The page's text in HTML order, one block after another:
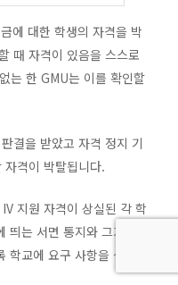
에 대한 학생의 자격을 박
때 자격이 있음을 스스로
는 한 GMU는 이를 확인할
결을 받았고 자격 정지 기
격이 박탈됩니다.
지원 자격이 상실된 각 학
는 서면 통지와 그가 다시
교에 요구 사항을 설정했